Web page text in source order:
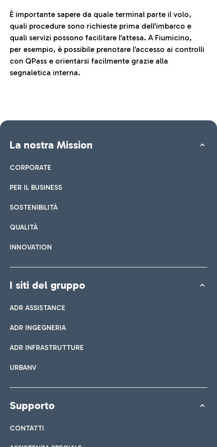
È importante sapere da quale terminal parte il volo,
quali procedure sono richieste prima dell’imbarco e
quali servizi possono facilitare l’attesa. A Fiumicino,
per esempio, è possibile prenotare l’accesso ai controlli
con QPass e orientarsi facilmente grazie alla
segnaletica interna.
La nostra Mission
CORPORATE
PER IL BUSINESS
SOSTENIBILITÀ
QUALITÀ
INNOVATION
I siti del gruppo
ADR ASSISTANCE
ADR INGEGNERIA
ADR INFRASTRUTTURE
URBANV
Supporto
CONTATTI